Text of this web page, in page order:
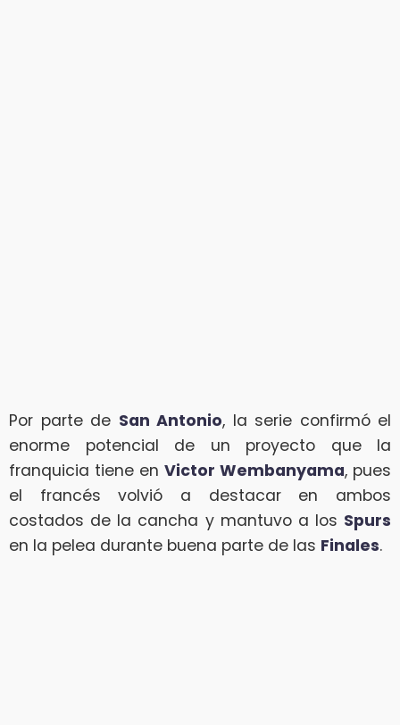
Por parte de San Antonio, la serie confirmó el
enorme potencial de un proyecto que la
franquicia tiene en Victor Wembanyama, pues
el francés volvió a destacar en ambos
costados de la cancha y mantuvo a los Spurs
en la pelea durante buena parte de las Finales.